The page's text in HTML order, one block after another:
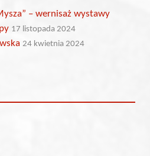
– wernisaż wystawy
17 listopada 2024
24 kwietnia 2024